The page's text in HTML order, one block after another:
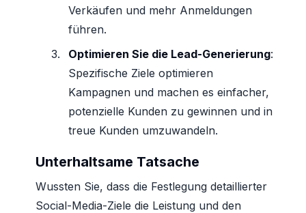
Verkäufen und mehr Anmeldungen
führen.
Optimieren Sie die Lead-Generierung:
Spezifische Ziele optimieren
Kampagnen und machen es einfacher,
potenzielle Kunden zu gewinnen und in
treue Kunden umzuwandeln.
Unterhaltsame Tatsache
Wussten Sie, dass die Festlegung detaillierter
Social-Media-Ziele die Leistung und den